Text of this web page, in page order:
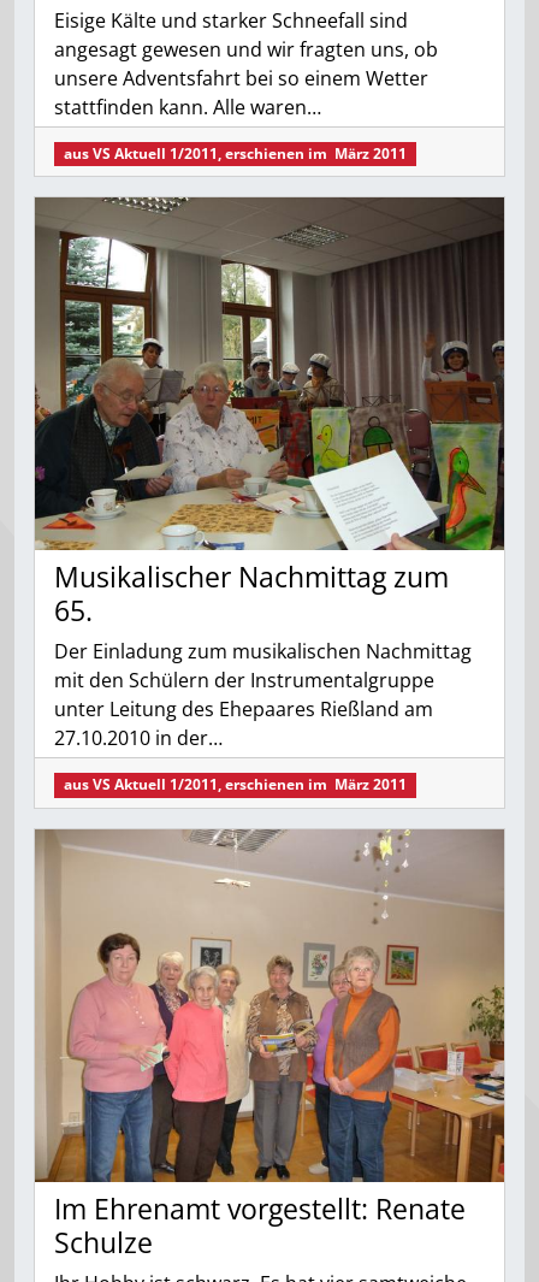
Eisige Kälte und starker Schneefall sind
angesagt gewesen und wir fragten uns, ob
unsere Adventsfahrt bei so einem Wetter
stattfinden kann. Alle waren…
ausVS Aktuell 1/2011, erschienen im März 2011
Musikalischer Nachmittag zum
65.
Der Einladung zum musikalischen Nachmittag
mit den Schülern der Instrumentalgruppe
unter Leitung des Ehepaares Rießland am
27.10.2010 in der…
ausVS Aktuell 1/2011, erschienen im März 2011
Im Ehrenamt vorgestellt: Renate
Schulze